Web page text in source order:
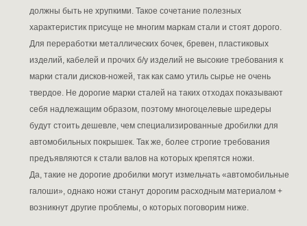
должны быть не хрупкими. Такое сочетание полезных
характеристик присуще не многим маркам стали и стоят дорого.
Для переработки металлических бочек, бревен, пластиковых
изделий, кабелей и прочих б/у изделий не высокие требования к
марки стали дисков-ножей, так как само утиль сырье не очень
твердое. Не дорогие марки сталей на таких отходах показывают
себя надлежащим образом, поэтому многоцелевые шредеры
будут стоить дешевле, чем специализированные дробилки для
автомобильных покрышек. Так же, более строгие требования
предъявляются к стали валов на которых крепятся ножи.
Да, такие не дорогие дробилки могут измельчать «автомобильные
галоши», однако ножи станут дорогим расходным материалом +
возникнут другие проблемы, о которых поговорим ниже.